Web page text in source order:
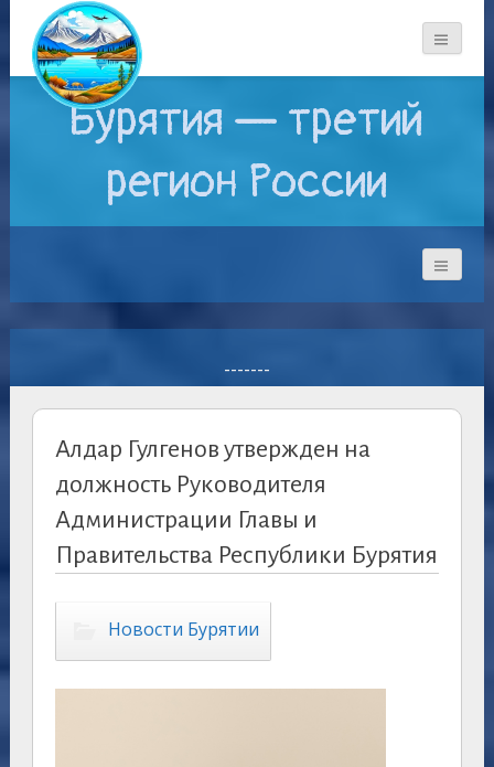
Бурятия — третий
регион России
-------
Алдар Гулгенов утвержден на
должность Руководителя
Администрации Главы и
Правительства Республики Бурятия
Новости Бурятии